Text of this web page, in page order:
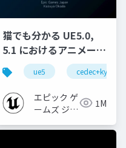
ue-rendering
猫でも分かる UE5.0,
5.1 におけるアニメーシ
ョンの新機能について
【CEDEC+KYUSHU
2022】
ue5 cedec+kyushu
エピック ゲ
ームズ ジャ
1M